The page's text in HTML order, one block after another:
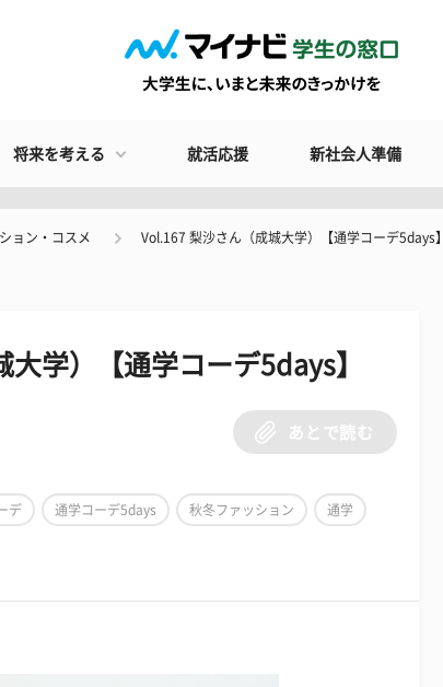
将来を考える 就活応援 新社会人準備
ョン・コスメ Vol.167 梨沙さん（成城大学）【通学コーデ5days】
学）【通学コーデ5days】
あとで読む
デ 通学コーデ5days 秋冬ファッション 通学